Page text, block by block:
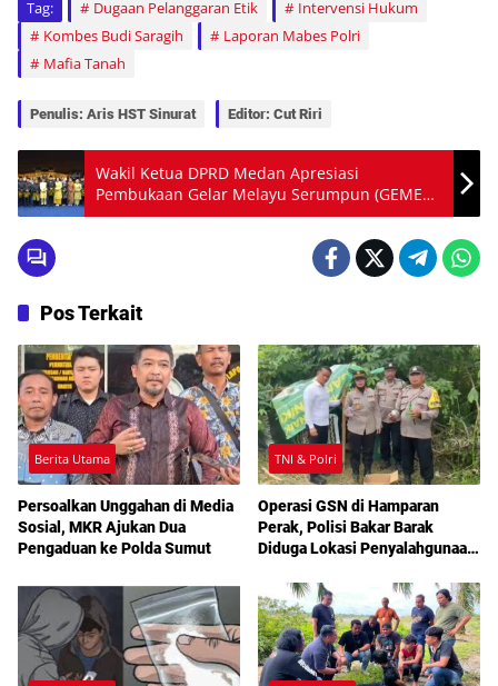
Tag: Dugaan Pelanggaran Etik
Intervensi Hukum
Kombes Budi Saragih
Laporan Mabes Polri
Mafia Tanah
Penulis: Aris HST Sinurat Editor: Cut Riri
Wakil Ketua DPRD Medan Apresiasi
Pembukaan Gelar Melayu Serumpun (GEMES)
2025
Pos Terkait
Berita Utama
Persoalkan Unggahan di Media
Sosial, MKR Ajukan Dua
Pengaduan ke Polda Sumut
TNI & Polri
Operasi GSN di Hamparan
Perak, Polisi Bakar Barak
Diduga Lokasi Penyalahgunaan